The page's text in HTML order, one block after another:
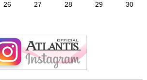
26 27 28 29
30